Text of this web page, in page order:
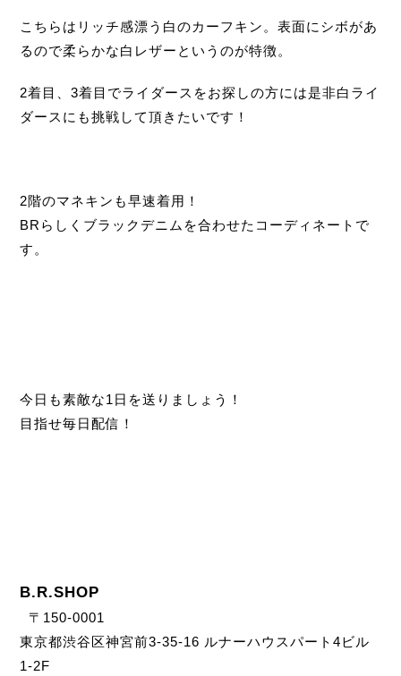
こちらはリッチ感漂う白のカーフキン。表面にシボがあ
るので柔らかな白レザーというのが特徴。
2着目、3着目でライダースをお探しの方には是非白ライ
ダースにも挑戦して頂きたいです！
2階のマネキンも早速着用！
BRらしくブラックデニムを合わせたコーディネートで
す。
今日も素敵な1日を送りましょう！
目指せ毎日配信！
B.R.SHOP
〒150-0001
東京都渋谷区神宮前3-35-16 ルナーハウスパート4ビル
1-2F